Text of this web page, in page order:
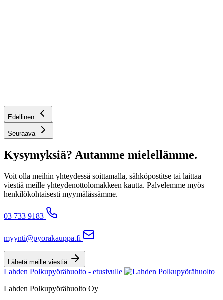
Edellinen
Seuraava
Kysymyksiä? Autamme mielellämme.
Voit olla meihin yhteydessä soittamalla, sähköpostitse tai laittaa
viestiä meille yhteydenottolomakkeen kautta. Palvelemme myös
henkilökohtaisesti myymälässämme.
03 733 9183
myynti@pyorakauppa.fi
Lähetä meille viestiä
Lahden Polkupyörähuolto - etusivulle
Lahden Polkupyörähuolto Oy